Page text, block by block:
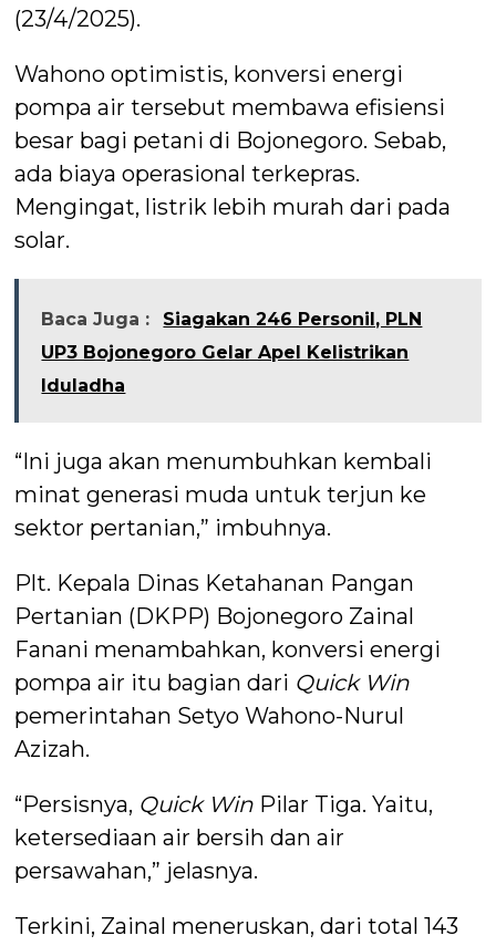
(23/4/2025).
Wahono optimistis, konversi energi
pompa air tersebut membawa efisiensi
besar bagi petani di Bojonegoro. Sebab,
ada biaya operasional terkepras.
Mengingat, listrik lebih murah dari pada
solar.
Baca Juga :
Siagakan 246 Personil, PLN
UP3 Bojonegoro Gelar Apel Kelistrikan
Iduladha
“Ini juga akan menumbuhkan kembali
minat generasi muda untuk terjun ke
sektor pertanian,” imbuhnya.
Plt. Kepala Dinas Ketahanan Pangan
Pertanian (DKPP) Bojonegoro Zainal
Fanani menambahkan, konversi energi
pompa air itu bagian dari Quick Win
pemerintahan Setyo Wahono-Nurul
Azizah.
“Persisnya, Quick Win Pilar Tiga. Yaitu,
ketersediaan air bersih dan air
persawahan,” jelasnya.
Terkini, Zainal meneruskan, dari total 143